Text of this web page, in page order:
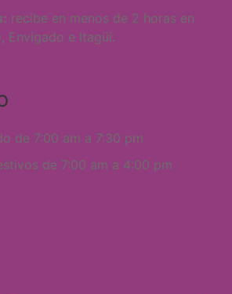
recibe en menos de 2 horas en
Envigado e Itagüí.
de 7:00 am a 7:30 pm
de 7:00 am a 4:00 pm